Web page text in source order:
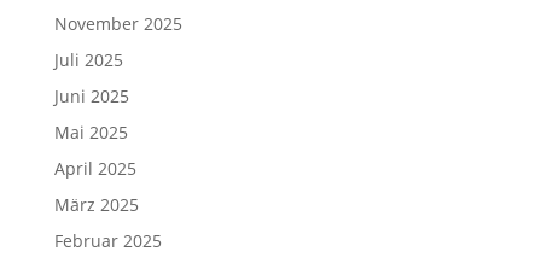
November 2025
Juli 2025
Juni 2025
Mai 2025
April 2025
März 2025
Februar 2025